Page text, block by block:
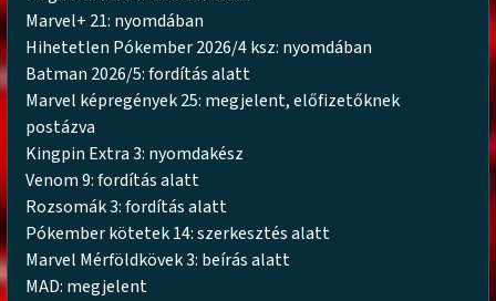
Marvel+ 21: nyomdában
Hihetetlen Pókember 2026/4 ksz: nyomdában
Batman 2026/5: fordítás alatt
Marvel képregények 25: megjelent, előfizetőknek
postázva
Kingpin Extra 3: nyomdakész
Venom 9: fordítás alatt
Rozsomák 3: fordítás alatt
Pókember kötetek 14: szerkesztés alatt
Marvel Mérföldkövek 3: beírás alatt
MAD: megjelent